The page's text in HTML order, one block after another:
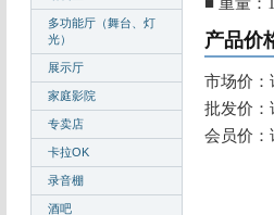
产品价
市场价：
批发价：
会员价：
多功能厅（舞台、灯
光）
展示厅
家庭影院
专卖店
卡拉OK
录音棚
酒吧